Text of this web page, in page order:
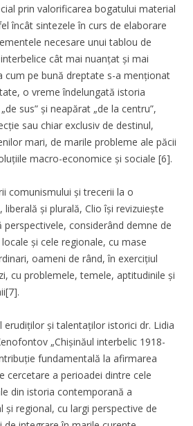
prin valorificarea bogatului material
încât sintezele în curs de elaborare
necesare unui tablou de
cât mai nuanțat și mai
cum pe bună dreptate s-a menționat
o vreme îndelungată istoria
sus” și neapărat „de la centru”,
sau chiar exclusiv de destinul,
mari, de marile probleme ale păcii
macro-economice și sociale [6].
comunismului și trecerii la o
și plurală, Clio își revizuiește
considerând demne de
și cele regionale, cu mase
oameni de rând, în exercițiul
cu problemele, temele, aptitudinile și
erudiților și talentaților istorici dr. Lidia
„Chișinăul interbelic 1918-
fundamentală la afirmarea
cercetare a perioadei dintre cele
din istoria contemporană a
și regional, cu largi perspective de